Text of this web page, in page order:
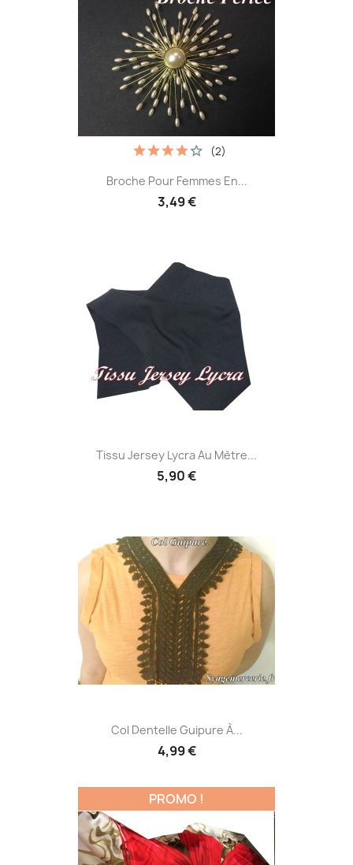
Broche Pour Femmes En...
3,49 €
(2)
Tissu Jersey Lycra Au Mètre...
5,90 €
Col Dentelle Guipure À...
4,99 €
PROMO !